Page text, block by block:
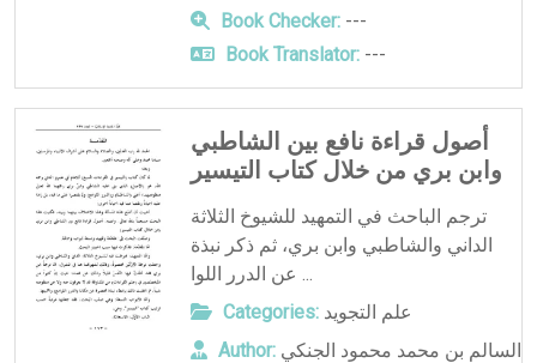
Book Checker:---
Book Translator:---
أصول قراءة نافع بين الشاطبي
وابن بري من خلال كتاب التيسير
ترجم الباحث في التمهيد للشيوخ الثلاثة
الداني والشاطبي وابن بري، ثم ذكر نبذة
عن الدرر اللوا ...
Categories: علم التجويد
Author: السالم بن محمد محمود الجنكي